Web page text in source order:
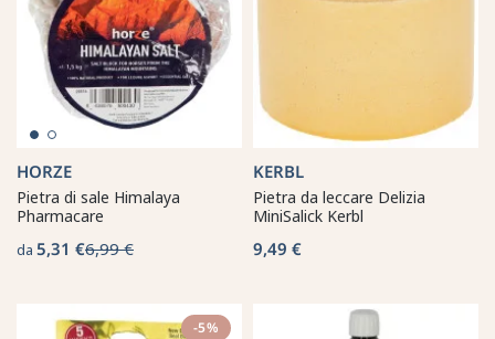
HORZE
Pietra di sale Himalaya
Pharmacare
da 5,31 €6,99 €
KERBL
Pietra da leccare Delizia
MiniSalick Kerbl
9,49 €
-5%